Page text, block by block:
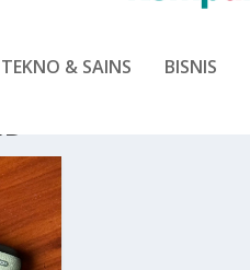
TEKNO & SAINS BISNIS